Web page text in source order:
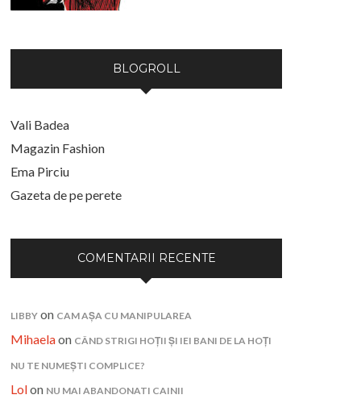
BLOGROLL
Vali Badea
Magazin Fashion
Ema Pirciu
Gazeta de pe perete
COMENTARII RECENTE
LIBBY on CAM AȘA CU MANIPULAREA
Mihaelaon CÂND STRIGI HOȚII ȘI IEI BANI DE LA HOȚI
NU TE NUMEȘTI COMPLICE?
Lolon NU MAI ABANDONATI CAINII